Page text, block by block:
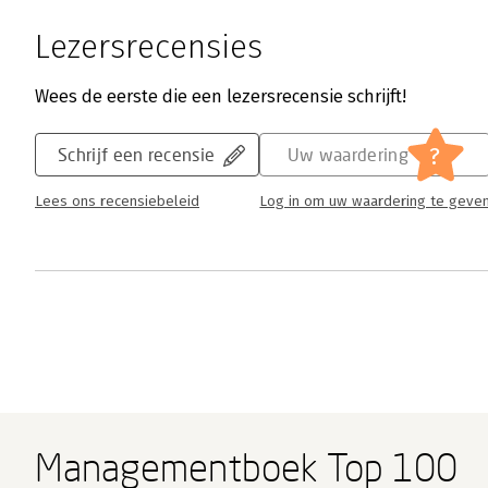
Lezersrecensies
Wees de eerste die een lezersrecensie schrijft!
Schrijf een recensie
Lees ons recensiebeleid
Uw waardering ?
Log in om uw waardering te
Managementboek Top 100